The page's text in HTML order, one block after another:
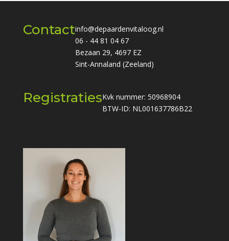
Contactinfo@depaardenvitaloog.nl
06 - 44 81 04 67
Bezaan 29, 4697 EZ
Sint-Annaland (Zeeland)
RegistratiesKvk nummer: 50968904
BTW-ID: NL001637786B22